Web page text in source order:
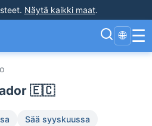
. Näytä kaikki maat.
🌐 ☰
🇪🇨
Sää syyskuussa